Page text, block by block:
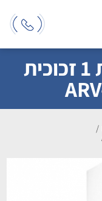
מקרר מעבדה דלת 1 זכוכית
/